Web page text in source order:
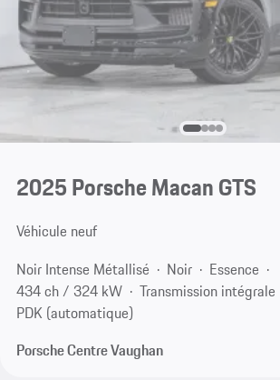
2025 Porsche Macan GTS
Véhicule neuf
Noir Intense Métallisé
Noir
Essence
434 ch / 324 kW
Transmission intégrale
PDK (automatique)
Porsche Centre Vaughan